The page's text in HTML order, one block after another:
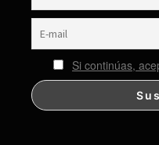
Si continúas,